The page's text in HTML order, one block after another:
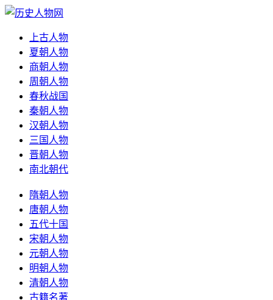
上古人物
夏朝人物
商朝人物
周朝人物
春秋战国
秦朝人物
汉朝人物
三国人物
晋朝人物
南北朝代
隋朝人物
唐朝人物
五代十国
宋朝人物
元朝人物
明朝人物
清朝人物
古籍名著